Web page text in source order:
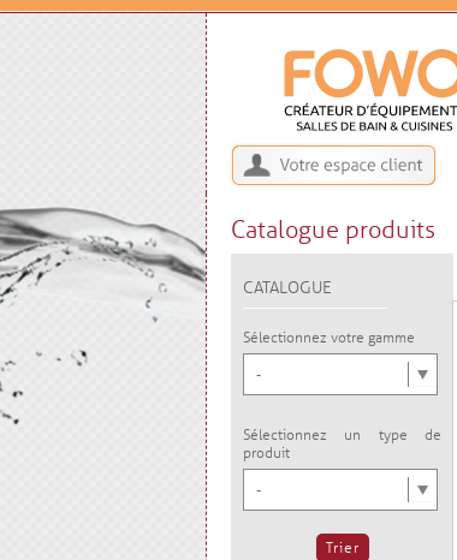
Catalogue produits
CATALOGUE
Sélectionnez votre gamme
-
Sélectionnez un type de
produit
-